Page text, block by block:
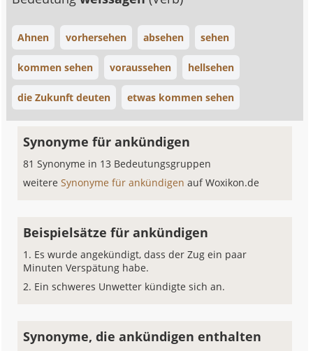
Ahnen vorhersehen absehen sehen
kommen sehen voraussehen hellsehen
die Zukunft deuten etwas kommen sehen
Synonyme für ankündigen
81 Synonyme in 13 Bedeutungsgruppen
weitereSynonyme für ankündigenauf Woxikon.de
Beispielsätze für ankündigen
Es wurde angekündigt, dass der Zug ein paar
Minuten Verspätung habe.
Ein schweres Unwetter kündigte sich an.
Synonyme, die ankündigen enthalten